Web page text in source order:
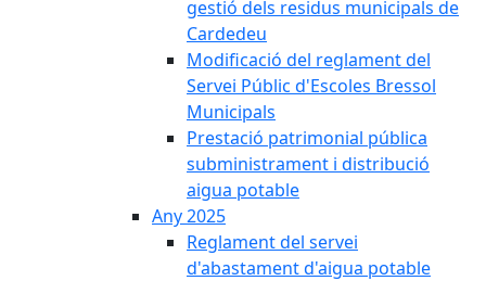
gestió dels residus municipals de
Cardedeu
Modificació del reglament del
Servei Públic d'Escoles Bressol
Municipals
Prestació patrimonial pública
subministrament i distribució
aigua potable
Any 2025
Reglament del servei
d'abastament d'aigua potable